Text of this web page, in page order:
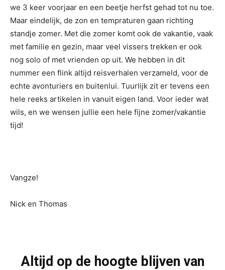
we 3 keer voorjaar en een beetje herfst gehad tot nu toe.
Maar eindelijk, de zon en tempraturen gaan richting
standje zomer. Met die zomer komt ook de vakantie, vaak
met familie en gezin, maar veel vissers trekken er ook
nog solo of met vrienden op uit. We hebben in dit
nummer een flink altijd reisverhalen verzameld, voor de
echte avonturiers en buitenlui. Tuurlijk zit er tevens een
hele reeks artikelen in vanuit eigen land. Voor ieder wat
wils, en we wensen jullie een hele fijne zomer/vakantie
tijd!
Vangze!
Nick en Thomas
Altijd op de hoogte blijven van